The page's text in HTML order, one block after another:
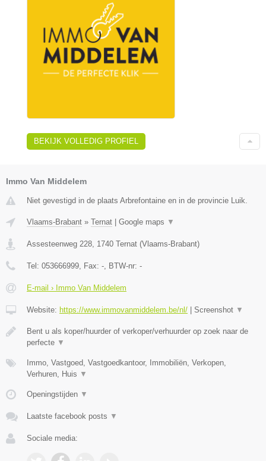
BEKIJK VOLLEDIG PROFIEL
Immo Van Middelem
Niet gevestigd in de plaats Arbrefontaine en in de provincie Luik.
Vlaams-Brabant » Ternat Google maps ▼
Assesteenweg 228 1740 Ternat (Vlaams-Brabant)
Tel: 053666999 , Fax: - , BTW-nr: -
E-mail › Immo Van Middelem
Website: https://www.immovanmiddelem.be/nl/ Screenshot ▼
Bent u als koper/huurder of verkoper/verhuurder op zoek naar de
perfecte ▼
Immo, Vastgoed, Vastgoedkantoor, Immobiliën, Verkopen,
Verhuren, Huis ▼
Openingstijden ▼
Laatste facebook posts ▼
Sociale media: